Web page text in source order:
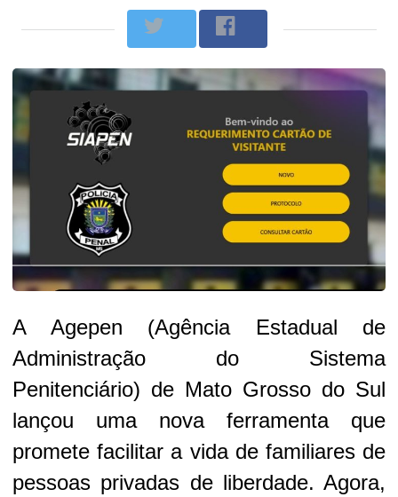
A Agepen (Agência Estadual de
Administração do Sistema
Penitenciário) de Mato Grosso do Sul
lançou uma nova ferramenta que
promete facilitar a vida de familiares de
pessoas privadas de liberdade. Agora,